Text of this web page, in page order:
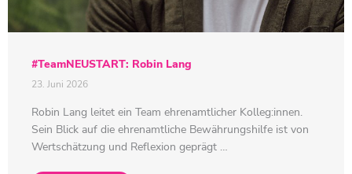
#TeamNEUSTART: Robin Lang
23. Juni 2026
Robin Lang leitet ein Team ehrenamtlicher Kolleg:innen.
Sein Blick auf die ehrenamtliche Bewährungshilfe ist von
Wertschätzung und Reflexion geprägt …